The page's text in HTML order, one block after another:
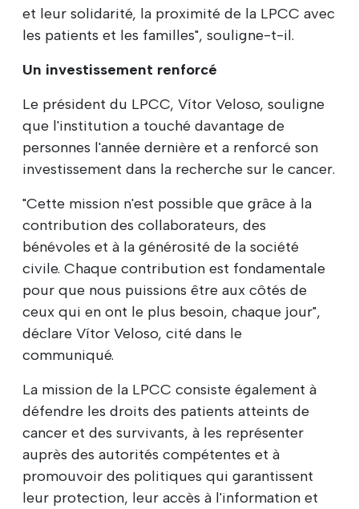
et leur solidarité, la proximité de la LPCC avec
les patients et les familles", souligne-t-il.
Un investissement renforcé
Le président du LPCC, Vítor Veloso, souligne
que l'institution a touché davantage de
personnes l'année dernière et a renforcé son
investissement dans la recherche sur le cancer.
"Cette mission n'est possible que grâce à la
contribution des collaborateurs, des
bénévoles et à la générosité de la société
civile. Chaque contribution est fondamentale
pour que nous puissions être aux côtés de
ceux qui en ont le plus besoin, chaque jour",
déclare Vítor Veloso, cité dans le
communiqué.
La mission de la LPCC consiste également à
défendre les droits des patients atteints de
cancer et des survivants, à les représenter
auprès des autorités compétentes et à
promouvoir des politiques qui garantissent
leur protection, leur accès à l'information et